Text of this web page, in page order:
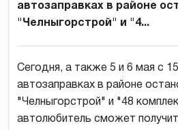
автозаправках в районе
"Челныгорстрой" и "4...
Сегодня, а также 5 и 6 мая с
автозаправках в районе
"Челныгорстрой" и "48
автолюбитель сможет